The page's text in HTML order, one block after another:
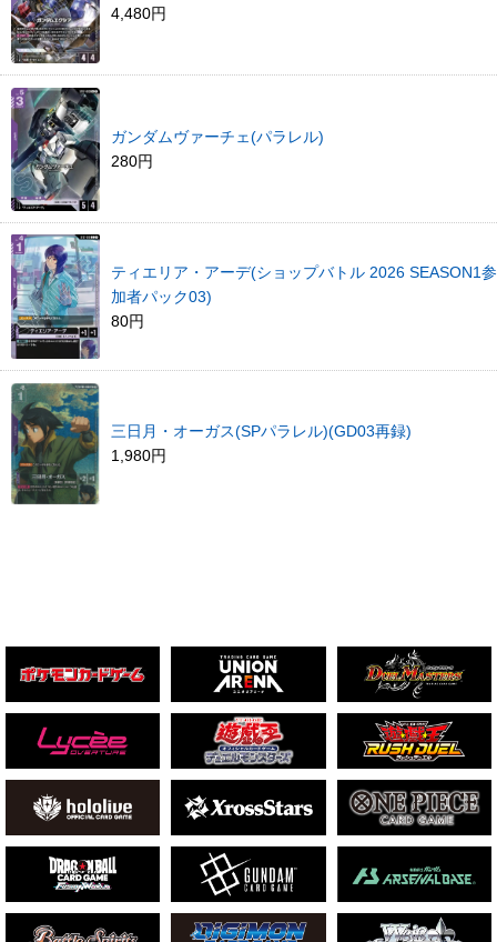
4,480円
ガンダムヴァーチェ(パラレル)
280円
ティエリア・アーデ(ショップバトル 2026 SEASON1参
加者パック03)
80円
三日月・オーガス(SPパラレル)(GD03再録)
1,980円